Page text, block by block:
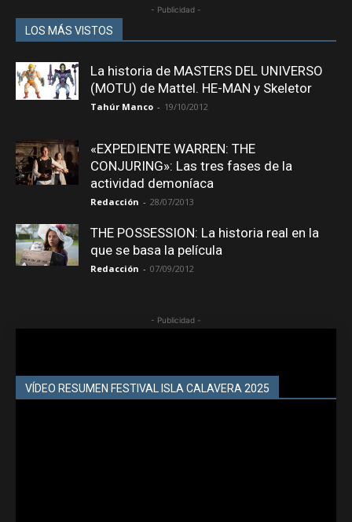
- Publicidad -
LOS MÁS VISTOS
La historia de MASTERS DEL UNIVERSO
(MOTU) de Mattel. HE-MAN y Skeletor
Tahúr Manco - 19/10/2012
«EXPEDIENTE WARREN: THE
CONJURING»: Las tres fases de la
actividad demoníaca
Redacción - 28/07/2013
THE POSSESSION: La historia real en la
que se basa la película
Redacción - 07/09/2012
- Publicidad -
VÍDEO RESUMEN FESTIVAL ISLA CALAVERA 2025